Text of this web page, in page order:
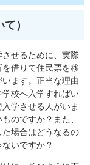
）
せるために、実際
借りて住民票を移
ます。正当な理由
校へ入学すればい
学させる人がいま
のですか？また、
場合はどうなるの
いですか？